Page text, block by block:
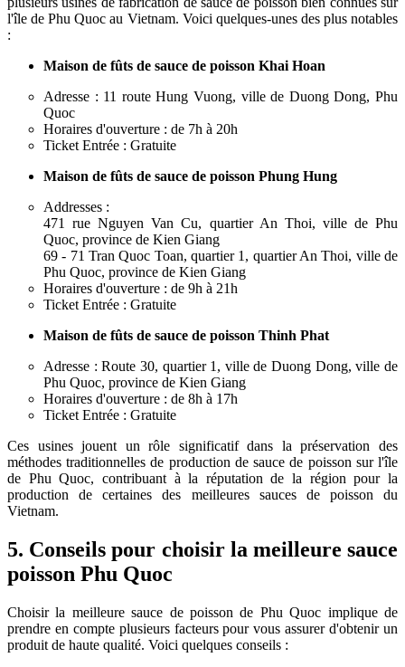
l'île de Phu Quoc au Vietnam. Voici quelques-unes des plus notables
:
Maison de fûts de sauce de poisson Khai Hoan
Adresse : 11 route Hung Vuong, ville de Duong Dong, Phu
Quoc
Horaires d'ouverture : de 7h à 20h
Ticket Entrée : Gratuite
Maison de fûts de sauce de poisson Phung Hung
Addresses :
471 rue Nguyen Van Cu, quartier An Thoi, ville de Phu
Quoc, province de Kien Giang
69 - 71 Tran Quoc Toan, quartier 1, quartier An Thoi, ville de
Phu Quoc, province de Kien Giang
Horaires d'ouverture : de 9h à 21h
Ticket Entrée : Gratuite
Maison de fûts de sauce de poisson Thinh Phat
Adresse : Route 30, quartier 1, ville de Duong Dong, ville de
Phu Quoc, province de Kien Giang
Horaires d'ouverture : de 8h à 17h
Ticket Entrée : Gratuite
Ces usines jouent un rôle significatif dans la préservation des
méthodes traditionnelles de production de sauce de poisson sur l'île
de Phu Quoc, contribuant à la réputation de la région pour la
production de certaines des meilleures sauces de poisson du
Vietnam.
5. Conseils pour choisir la meilleure sauce
poisson Phu Quoc
Choisir la meilleure sauce de poisson de Phu Quoc implique de
prendre en compte plusieurs facteurs pour vous assurer d'obtenir un
produit de haute qualité. Voici quelques conseils :